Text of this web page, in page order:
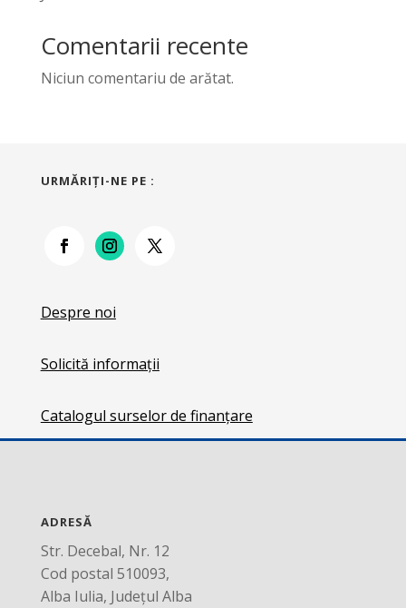
Comentarii recente
Niciun comentariu de arătat.
URMĂRIŢI-NE PE :
Despre noi
Solicită informații
Catalogul surselor de finanțare
ADRESĂ
Str. Decebal, Nr. 12
Cod postal 510093,
Alba Iulia, Județul Alba